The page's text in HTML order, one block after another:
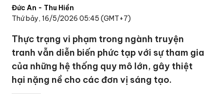
Đức An - Thu Hiền
Thứ bảy, 16/5/2026 05:45 (GMT+7)
Thực trạng vi phạm trong ngành truyện
tranh vẫn diễn biến phức tạp với sự tham gia
của những hệ thống quy mô lớn, gây thiệt
hại nặng nề cho các đơn vị sáng tạo.